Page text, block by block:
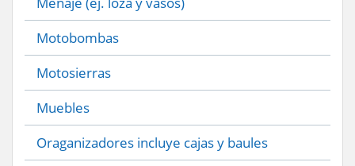
Motobombas
Motosierras
Muebles
Oraganizadores incluye cajas y baules